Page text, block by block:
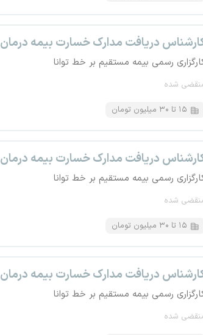
دریافت مدارک خسارت بیمه درمان
رسمی بیمه مستقیم بر خط توانا
شده
۱۵ تا ۳۰ میلیون تومان
دریافت مدارک خسارت بیمه درمان
رسمی بیمه مستقیم بر خط توانا
شده
۱۵ تا ۳۰ میلیون تومان
دریافت مدارک خسارت بیمه درمان
رسمی بیمه مستقیم بر خط توانا
شده